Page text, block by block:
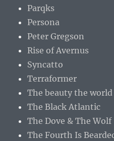
Parqks
Persona
Peter Gregson
Rise of Avernus
Syncatto
Terraformer
The beauty the
The Black Atlantic
The Dove & The Wolf
The Fourth Is